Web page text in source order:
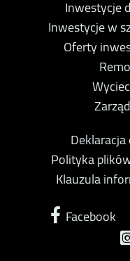
Inwestycje
Inwestycje w
Oferty
Polityka
Klauzula
Facebook